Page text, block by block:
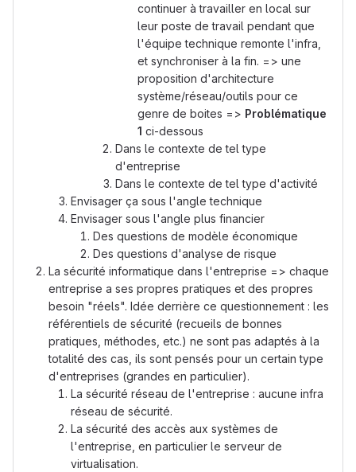
continuer à travailler en local sur
leur poste de travail pendant que
l'équipe technique remonte l'infra,
et synchroniser à la fin. => une
proposition d'architecture
système/réseau/outils pour ce
genre de boites => Problématique
1 ci-dessous
Dans le contexte de tel type
d'entreprise
Dans le contexte de tel type d'activité
Envisager ça sous l'angle technique
Envisager sous l'angle plus financier
Des questions de modèle économique
Des questions d'analyse de risque
La sécurité informatique dans l'entreprise => chaque
entreprise a ses propres pratiques et des propres
besoin "réels". Idée derrière ce questionnement : les
référentiels de sécurité (recueils de bonnes
pratiques, méthodes, etc.) ne sont pas adaptés à la
totalité des cas, ils sont pensés pour un certain type
d'entreprises (grandes en particulier).
La sécurité réseau de l'entreprise : aucune infra
réseau de sécurité.
La sécurité des accès aux systèmes de
l'entreprise, en particulier le serveur de
virtualisation.